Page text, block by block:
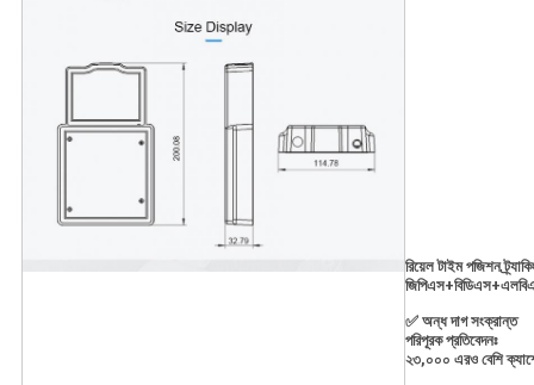
রিয়েল টাইম পজিশন
✅ অন্ধ দাগ সংক্রান্ত
পরিপূরক প্রতিবেদনঃ
২৩,০০০ এরও বেশি